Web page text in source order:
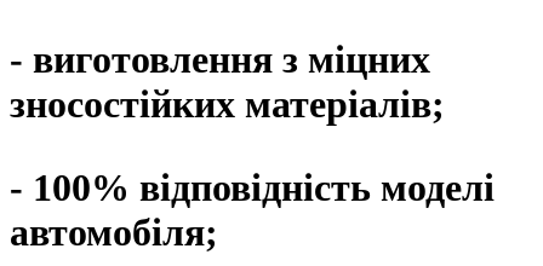
- виготовлення з міцних
зносостійких матеріалів;
- 100% відповідність моделі
автомобіля;